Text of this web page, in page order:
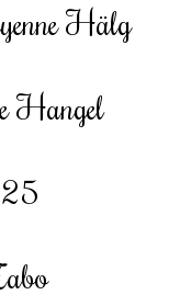
Hälg
Hangel